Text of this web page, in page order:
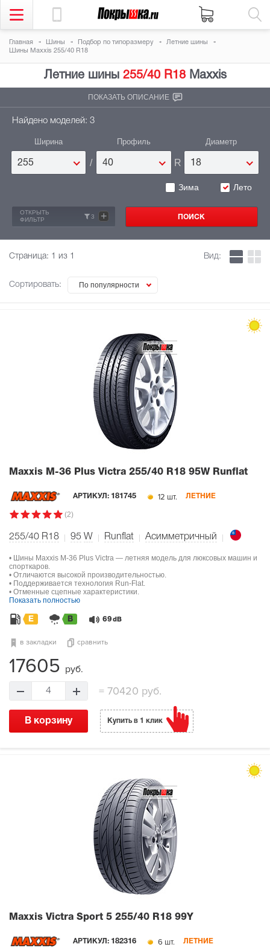
Главная Шины Подбор по типоразмеру
Летние шины
Шины Maxxis 255/40 R18
Летние шины 255/40 R18Maxxis
ПОКАЗАТЬ ОПИСАНИЕ
Найдено моделей: 3
Ширина
255 /
Профиль
40 R
Диаметр
18
Зима Лето
ОТКРЫТЬ
ФИЛЬТР
3 +
Страница: 1 из 1
Сортировать: По популярности
Вид:
Maxxis M-36 Plus Victra 255/40 R18 95W Runflat
АРТИКУЛ: 181745 12 шт. ЛЕТНИЕ
(2)
255/40 R18 95 W Runflat Асимметричный
• Шины Maxxis M-36 Plus Victra — летняя модель для люксовых машин и
спорткаров.
• Отличаются высокой производительностью.
• Поддерживается технология Run-Flat.
• Отменные сцепные характеристики.
Показать полностью
E B 69 dB
в закладки сравнить
17605 руб.
4 =70420 руб.
В корзину Купить в 1 клик
Maxxis Victra Sport 5 255/40 R18 99Y
АРТИКУЛ: 182316 6 шт. ЛЕТНИЕ